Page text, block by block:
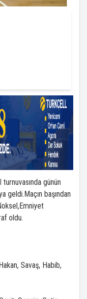
günün
geldi.Maçın başından
oldu.
Savaş, Habib,